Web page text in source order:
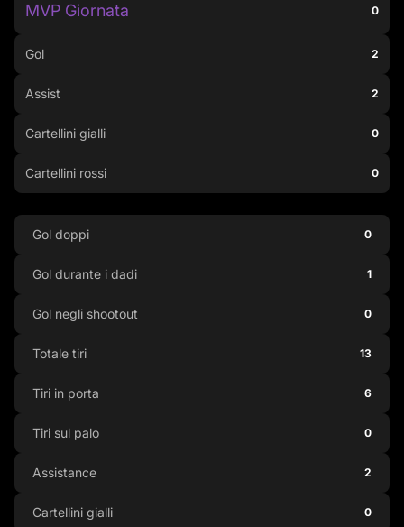
MVP Giornata 0
Gol 2
Assist 2
Cartellini gialli 0
Cartellini rossi 0
Gol doppi 0
Gol durante i dadi 1
Gol negli shootout 0
Totale tiri 13
Tiri in porta 6
Tiri sul palo 0
Assistance 2
Cartellini gialli 0